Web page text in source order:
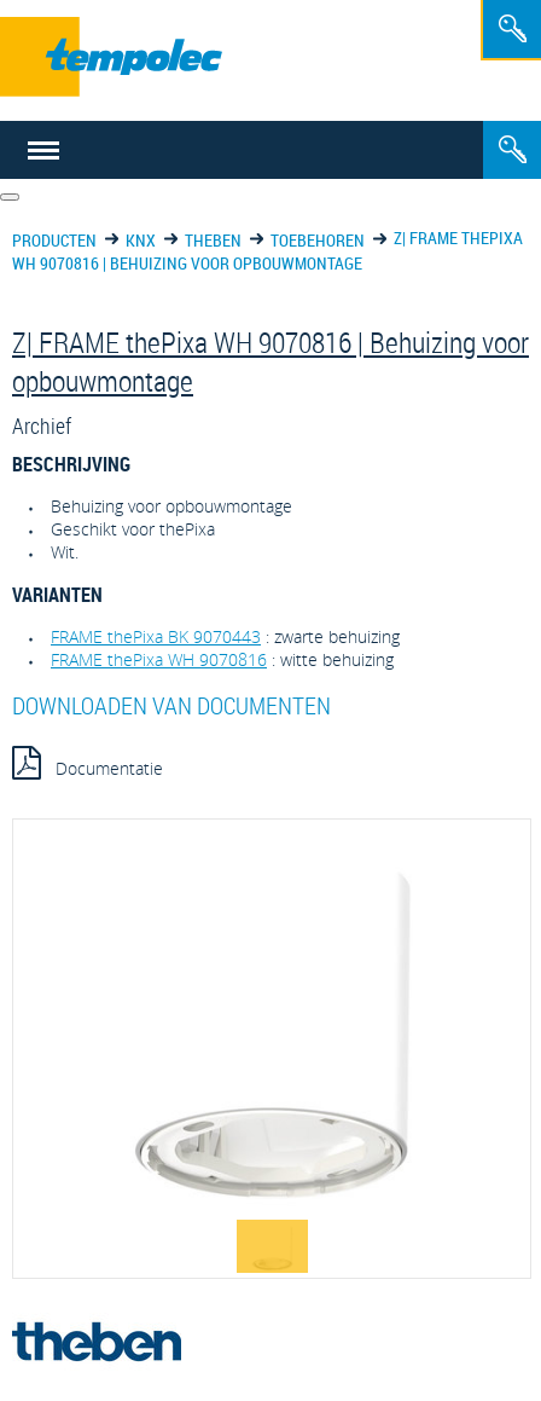
FR
NL
PRODUCTEN KNX THEBEN TOEBEHOREN
Z| FRAME THEPIXA
WH 9070816 | BEHUIZING VOOR OPBOUWMONTAGE
Z| FRAME thePixa WH 9070816 | Behuizing voor
opbouwmontage
Archief
BESCHRIJVING
Behuizing voor opbouwmontage
Geschikt voor thePixa
Wit.
VARIANTEN
FRAME thePixa BK 9070443 : zwarte behuizing
FRAME thePixa WH 9070816 : witte behuizing
DOWNLOADEN VAN DOCUMENTEN
Documentatie